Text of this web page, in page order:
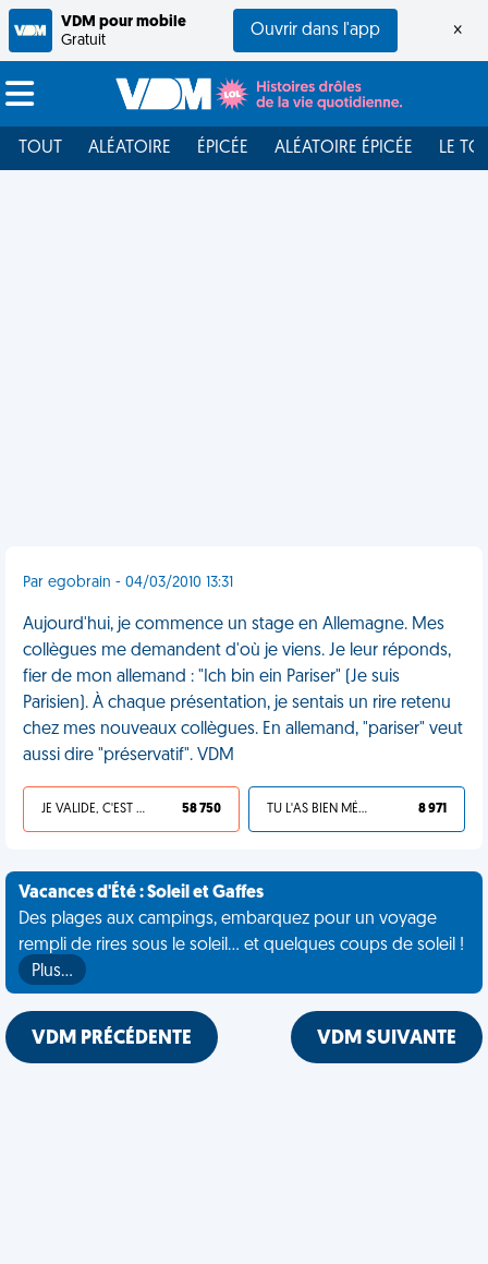
VDM pour mobile
Gratuit
Ouvrir dans l'app ×
TOUT ALÉATOIRE ÉPICÉE ALÉATOIRE ÉPICÉE LE
Par egobrain - 04/03/2010 13:31
Aujourd'hui, je commence un stage en Allemagne. Mes
collègues me demandent d'où je viens. Je leur réponds,
fier de mon allemand : "Ich bin ein Pariser" (Je suis
Parisien). À chaque présentation, je sentais un rire retenu
chez mes nouveaux collègues. En allemand, "pariser" veut
aussi dire "préservatif". VDM
JE VALIDE, C'EST UNE VDM 58 750 TU L'AS BIEN MÉRITÉ 8 971
Vacances d'Été : Soleil et Gaffes
Des plages aux campings, embarquez pour un voyage
rempli de rires sous le soleil... et quelques coups de soleil !
Plus…
VDM PRÉCÉDENTE VDM SUIVANTE